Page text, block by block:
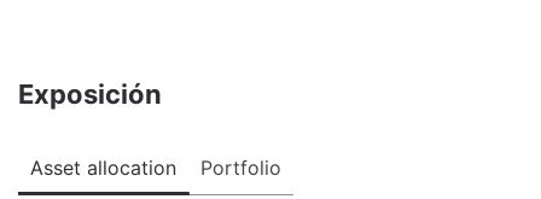
Exposición
Asset allocation Portfolio